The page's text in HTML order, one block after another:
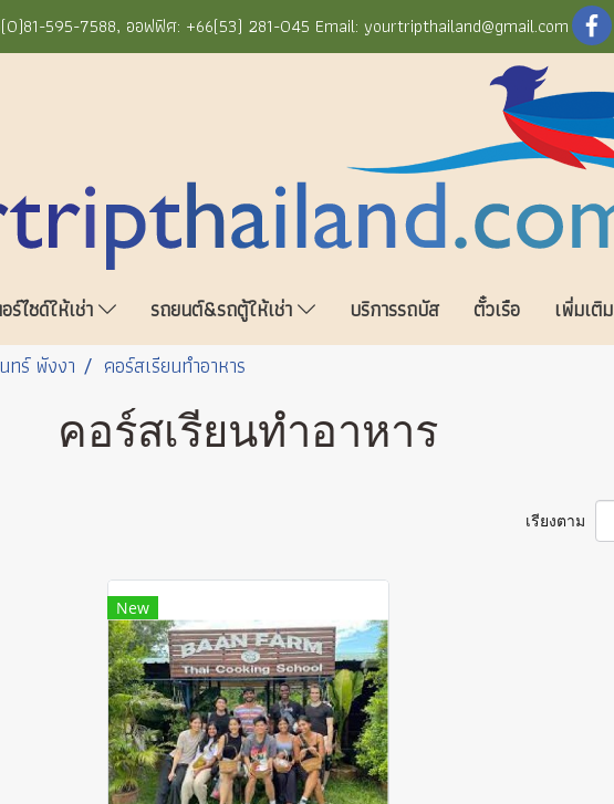
595-7588, ออฟฟิศ: +66(53) 281-045 Email: yourtripthailand@gmail.com
ร์ไซด์ให้เช่า รถยนต์&รถตู้ให้เช่า บริการรถบัส ตั๋วเรือ
เพิ่มเติม
ทร์ พังงา คอร์สเรียนทำอาหาร
คอร์สเรียนทำอาหาร
เรียงตาม
New